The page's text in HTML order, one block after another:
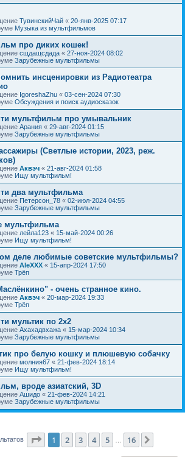
ТувинскийЧай « 20-янв-2025 07:17
Музыка из мультфильмов
про диких кошек!
сщдащсдада « 27-ноя-2024 08:02
Зарубежные мультфильмы
инсценировки из Радиотеатра
IgoreshaZhu « 03-сен-2024 07:30
Обсуждения и поиск аудиосказок
мультфильм про умывальник
Арания « 29-авг-2024 01:15
Зарубежные мультфильмы
(Светлые истории, 2023, реж.
Аквэч « 21-авг-2024 01:58
Ищу мультфильм!
два мультфильма
Петерсон_78 « 02-июл-2024 04:55
Зарубежные мультфильмы
мультфильма
лейла123 « 15-май-2024 00:26
Ищу мультфильм!
деле любимые советские мультфильмы?
AleXXX « 15-апр-2024 17:50
Трёп
- очень странное кино.
Аквэч « 20-мар-2024 19:33
Трёп
мультик по 2х2
Ахахадвхажа « 15-мар-2024 10:34
Зарубежные мультфильмы
про белую кошку и плюшевую собачку
молния67 « 21-фев-2024 18:14
Ищу мультфильм!
вроде азиатский, 3D
Ашидо « 21-фев-2024 14:21
Зарубежные мультфильмы
Страница из 16
1 2 3 4 5 16